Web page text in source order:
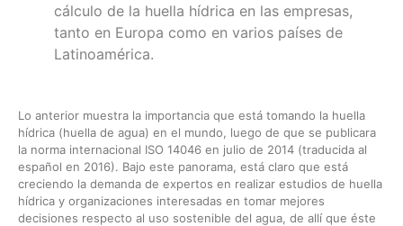
cálculo de la huella hídrica en las empresas,
tanto en Europa como en varios países de
Latinoamérica.
Lo anterior muestra la importancia que está tomando la huella
hídrica (huella de agua) en el mundo, luego de que se publicara
la norma internacional ISO 14046 en julio de 2014 (traducida al
español en 2016). Bajo este panorama, está claro que está
creciendo la demanda de expertos en realizar estudios de huella
hídrica y organizaciones interesadas en tomar mejores
decisiones respecto al uso sostenible del agua, de allí que éste